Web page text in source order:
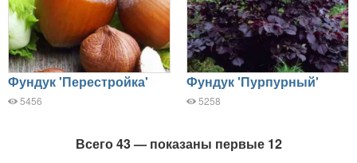
Фундук 'Перестройка'
5456
Фундук 'Пурпурный'
5258
Всего 43 — показаны первые 12